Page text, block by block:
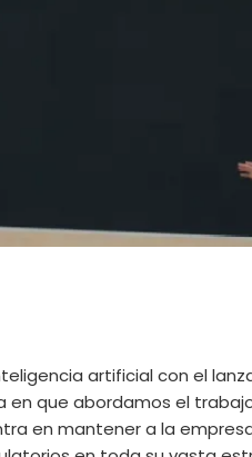
artificial con el
en que abordamos el
en mantener a la